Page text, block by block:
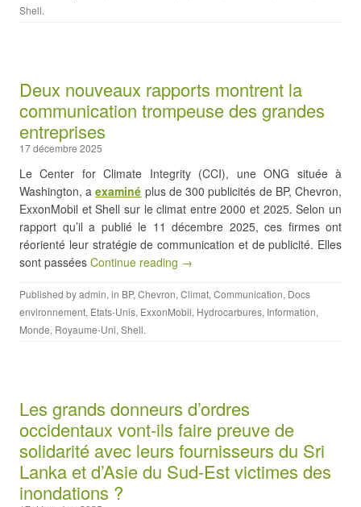
Shell.
Deux nouveaux rapports montrent la
communication trompeuse des grandes
entreprises
17 décembre 2025
Le Center for Climate Integrity (CCI), une ONG située à
Washington, aexaminé plus de 300 publicités de BP, Chevron,
ExxonMobil et Shell sur le climat entre 2000 et 2025. Selon un
rapport qu’il a publié le 11 décembre 2025, ces firmes ont
réorienté leur stratégie de communication et de publicité. Elles
sont passées Continue reading →
Published byadmin, in BP, Chevron, Climat, Communication, Docs
environnement, Etats-Unis, ExxonMobil, Hydrocarbures, Information,
Monde, Royaume-Uni, Shell.
Les grands donneurs d’ordres
occidentaux vont-ils faire preuve de
solidarité avec leurs fournisseurs du Sri
Lanka et d’Asie du Sud-Est victimes des
inondations ?